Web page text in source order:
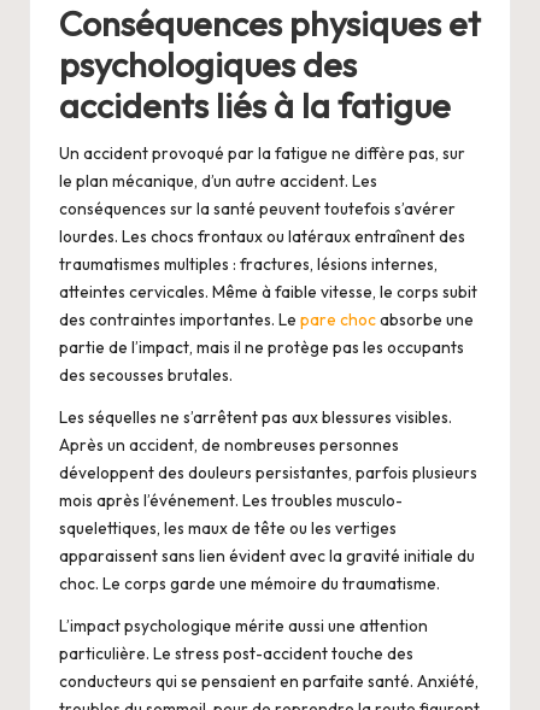
Conséquences physiques et
psychologiques des
accidents liés à la fatigue
Un accident provoqué par la fatigue ne diffère pas, sur
le plan mécanique, d’un autre accident. Les
conséquences sur la santé peuvent toutefois s’avérer
lourdes. Les chocs frontaux ou latéraux entraînent des
traumatismes multiples : fractures, lésions internes,
atteintes cervicales. Même à faible vitesse, le corps subit
des contraintes importantes. Le pare chocabsorbe une
partie de l’impact, mais il ne protège pas les occupants
des secousses brutales.
Les séquelles ne s’arrêtent pas aux blessures visibles.
Après un accident, de nombreuses personnes
développent des douleurs persistantes, parfois plusieurs
mois après l’événement. Les troubles musculo-
squelettiques, les maux de tête ou les vertiges
apparaissent sans lien évident avec la gravité initiale du
choc. Le corps garde une mémoire du traumatisme.
L’impact psychologique mérite aussi une attention
particulière. Le stress post-accident touche des
conducteurs qui se pensaient en parfaite santé. Anxiété,